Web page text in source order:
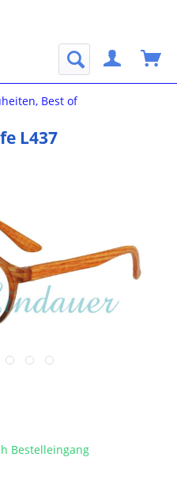
Best of
L437
Bestelleingang